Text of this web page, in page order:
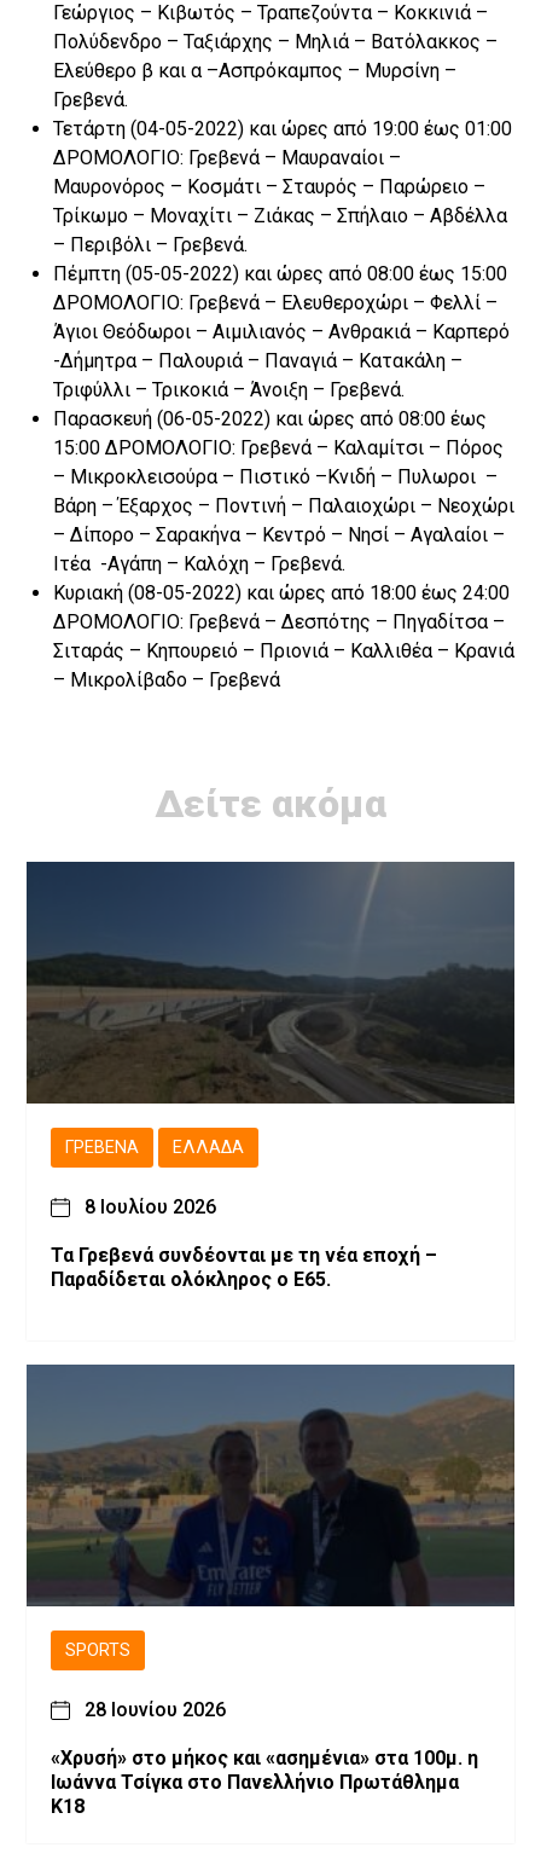
Γεώργιος – Κιβωτός – Τραπεζούντα – Κοκκινιά –
Πολύδενδρο – Ταξιάρχης – Μηλιά – Βατόλακκος –
Ελεύθερο β και α –Ασπρόκαμπος – Μυρσίνη –
Γρεβενά.
Τετάρτη (04-05-2022) και ώρες από 19:00 έως 01:00
ΔΡΟΜΟΛΟΓΙΟ: Γρεβενά – Μαυραναίοι –
Μαυρονόρος – Κοσμάτι – Σταυρός – Παρώρειο –
Τρίκωμο – Μοναχίτι – Ζιάκας – Σπήλαιο – Αβδέλλα
– Περιβόλι – Γρεβενά.
Πέμπτη (05-05-2022) και ώρες από 08:00 έως 15:00
ΔΡΟΜΟΛΟΓΙΟ: Γρεβενά – Ελευθεροχώρι – Φελλί –
Άγιοι Θεόδωροι – Αιμιλιανός – Ανθρακιά – Καρπερό
-Δήμητρα – Παλουριά – Παναγιά – Κατακάλη –
Τριφύλλι – Τρικοκιά – Άνοιξη – Γρεβενά.
Παρασκευή (06-05-2022) και ώρες από 08:00 έως
15:00 ΔΡΟΜΟΛΟΓΙΟ: Γρεβενά – Καλαμίτσι – Πόρος
– Μικροκλεισούρα – Πιστικό –Κνιδή – Πυλωροι –
Βάρη – Έξαρχος – Ποντινή – Παλαιοχώρι – Νεοχώρι
– Δίπορο – Σαρακήνα – Κεντρό – Νησί – Αγαλαίοι –
Ιτέα -Αγάπη – Καλόχη – Γρεβενά.
Κυριακή (08-05-2022) και ώρες από 18:00 έως 24:00
ΔΡΟΜΟΛΟΓΙΟ: Γρεβενά – Δεσπότης – Πηγαδίτσα –
Σιταράς – Κηπουρειό – Πριονιά – Καλλιθέα – Κρανιά
– Μικρολίβαδο – Γρεβενά
Δείτε ακόμα
ΓΡΕΒΕΝΆ ΕΛΛΆΔΑ
8 Ιουλίου 2026
Τα Γρεβενά συνδέονται με τη νέα εποχή –
Παραδίδεται ολόκληρος ο Ε65.
SPORTS
28 Ιουνίου 2026
«Χρυσή» στο μήκος και «ασημένια» στα 100μ. η
Ιωάννα Τσίγκα στο Πανελλήνιο Πρωτάθλημα
Κ18